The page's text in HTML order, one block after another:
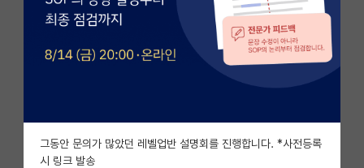
전체글보기
베스트 게시판
자유 게시판(아무개랩)
미국 유학 게시판
그동안 문의가 많았던 레벨업반 설명회를 진행합니다. *사전등록
시 링크 발송